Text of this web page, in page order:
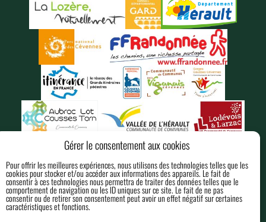
Gérer le consentement aux cookies
Pour offrir les meilleures expériences, nous utilisons des technologies telles que les
cookies pour stocker et/ou accéder aux informations des appareils. Le fait de
consentir à ces technologies nous permettra de traiter des données telles que le
comportement de navigation ou les ID uniques sur ce site. Le fait de ne pas
consentir ou de retirer son consentement peut avoir un effet négatif sur certaines
caractéristiques et fonctions.
MENTIONS LÉGALES